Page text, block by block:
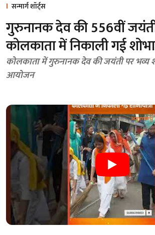
सन्मार्ग शॉर्ट्स
गुरुनानक देव की 556वीं
कोलकाता में निकाली गई
कोलकाता में गुरुनानक देव की जयंती पर भव्य
आयोजन